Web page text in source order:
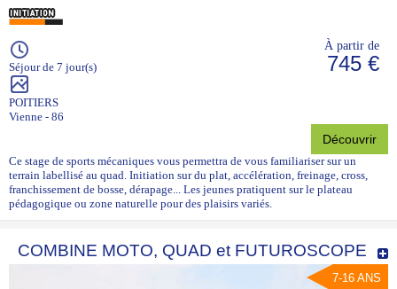
Séjour de 7 jour(s)
POITIERS
Vienne - 86
À partir de
745 €
Découvrir
Ce stage de sports mécaniques vous permettra de vous familiariser sur un
terrain labellisé au quad. Initiation sur du plat, accélération, freinage, cross,
franchissement de bosse, dérapage... Les jeunes pratiquent sur le plateau
pédagogique ou zone naturelle pour des plaisirs variés.
COMBINE MOTO, QUAD et FUTUROSCOPE
7-16 ANS